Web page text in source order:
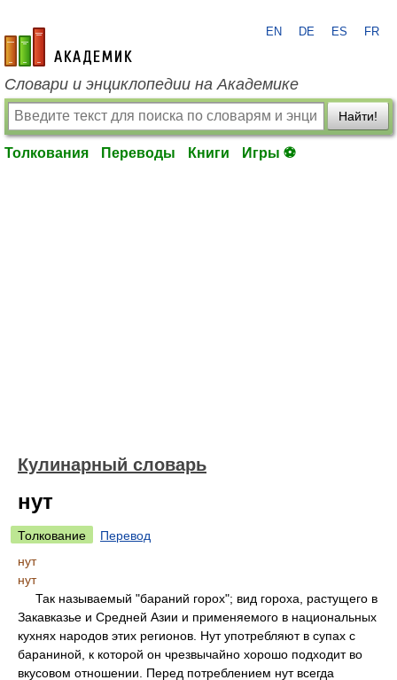
academic.ru
EN DE ES FR
Словари и энциклопедии на Академике
Найти!
Толкования Переводы Книги Игры ⚽
Кулинарный словарь
нут
Толкование
Перевод
нут
нут
Так называемый "бараний горох"; вид гороха, растущего в
Закавказье и Средней Азии и применяемого в национальных
кухнях народов этих регионов. Нут употребляют в супах с
бараниной, к которой он чрезвычайно хорошо подходит во
вкусовом отношении. Перед потреблением нут всегда